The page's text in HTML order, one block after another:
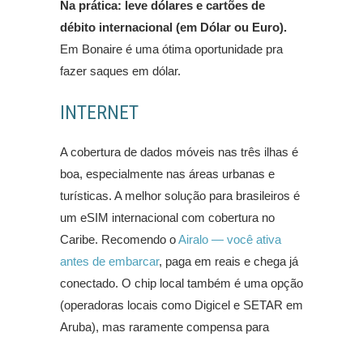
Na prática: leve dólares e cartões de
débito internacional (em Dólar ou Euro).
Em Bonaire é uma ótima oportunidade pra
fazer saques em dólar.
INTERNET
A cobertura de dados móveis nas três ilhas é
boa, especialmente nas áreas urbanas e
turísticas. A melhor solução para brasileiros é
um eSIM internacional com cobertura no
Caribe. Recomendo oAiralo — você ativa
antes de embarcar, paga em reais e chega já
conectado. O chip local também é uma opção
(operadoras locais como Digicel e SETAR em
Aruba), mas raramente compensa para